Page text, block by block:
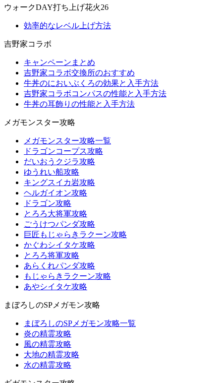
ウォークDAY打ち上げ花火26
効率的なレベル上げ方法
吉野家コラボ
キャンペーンまとめ
吉野家コラボ交換所のおすすめ
牛丼のにおいぶくろの効果と入手方法
吉野家コラボコンパスの性能と入手方法
牛丼の耳飾りの性能と入手方法
メガモンスター攻略
メガモンスター攻略一覧
ドラゴンコープス攻略
だいおうクジラ攻略
ゆうれい船攻略
キングスイカ岩攻略
ヘルガイオン攻略
ドラゴン攻略
とろろ大将軍攻略
ごうけつパンダ攻略
巨匠もじゃらきラクーン攻略
かぐわシイタケ攻略
とろろ将軍攻略
あらくれパンダ攻略
もじゃらきラクーン攻略
あやシイタケ攻略
まぼろしのSPメガモン攻略
まぼろしのSPメガモン攻略一覧
炎の精霊攻略
風の精霊攻略
大地の精霊攻略
水の精霊攻略